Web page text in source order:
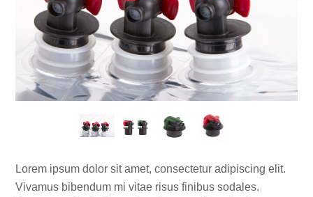
Lorem ipsum dolor sit amet, consectetur adipiscing elit.
Vivamus bibendum mi vitae risus finibus sodales.